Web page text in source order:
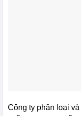
Công ty phân loại và